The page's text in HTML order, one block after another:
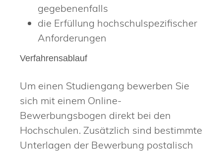
gegebenenfalls
die Erfüllung hochschulspezifischer
Anforderungen
Verfahrensablauf
Um einen Studiengang bewerben Sie
sich mit einem Online-
Bewerbungsbogen direkt bei den
Hochschulen. Zusätzlich sind bestimmte
Unterlagen der Bewerbung postalisch